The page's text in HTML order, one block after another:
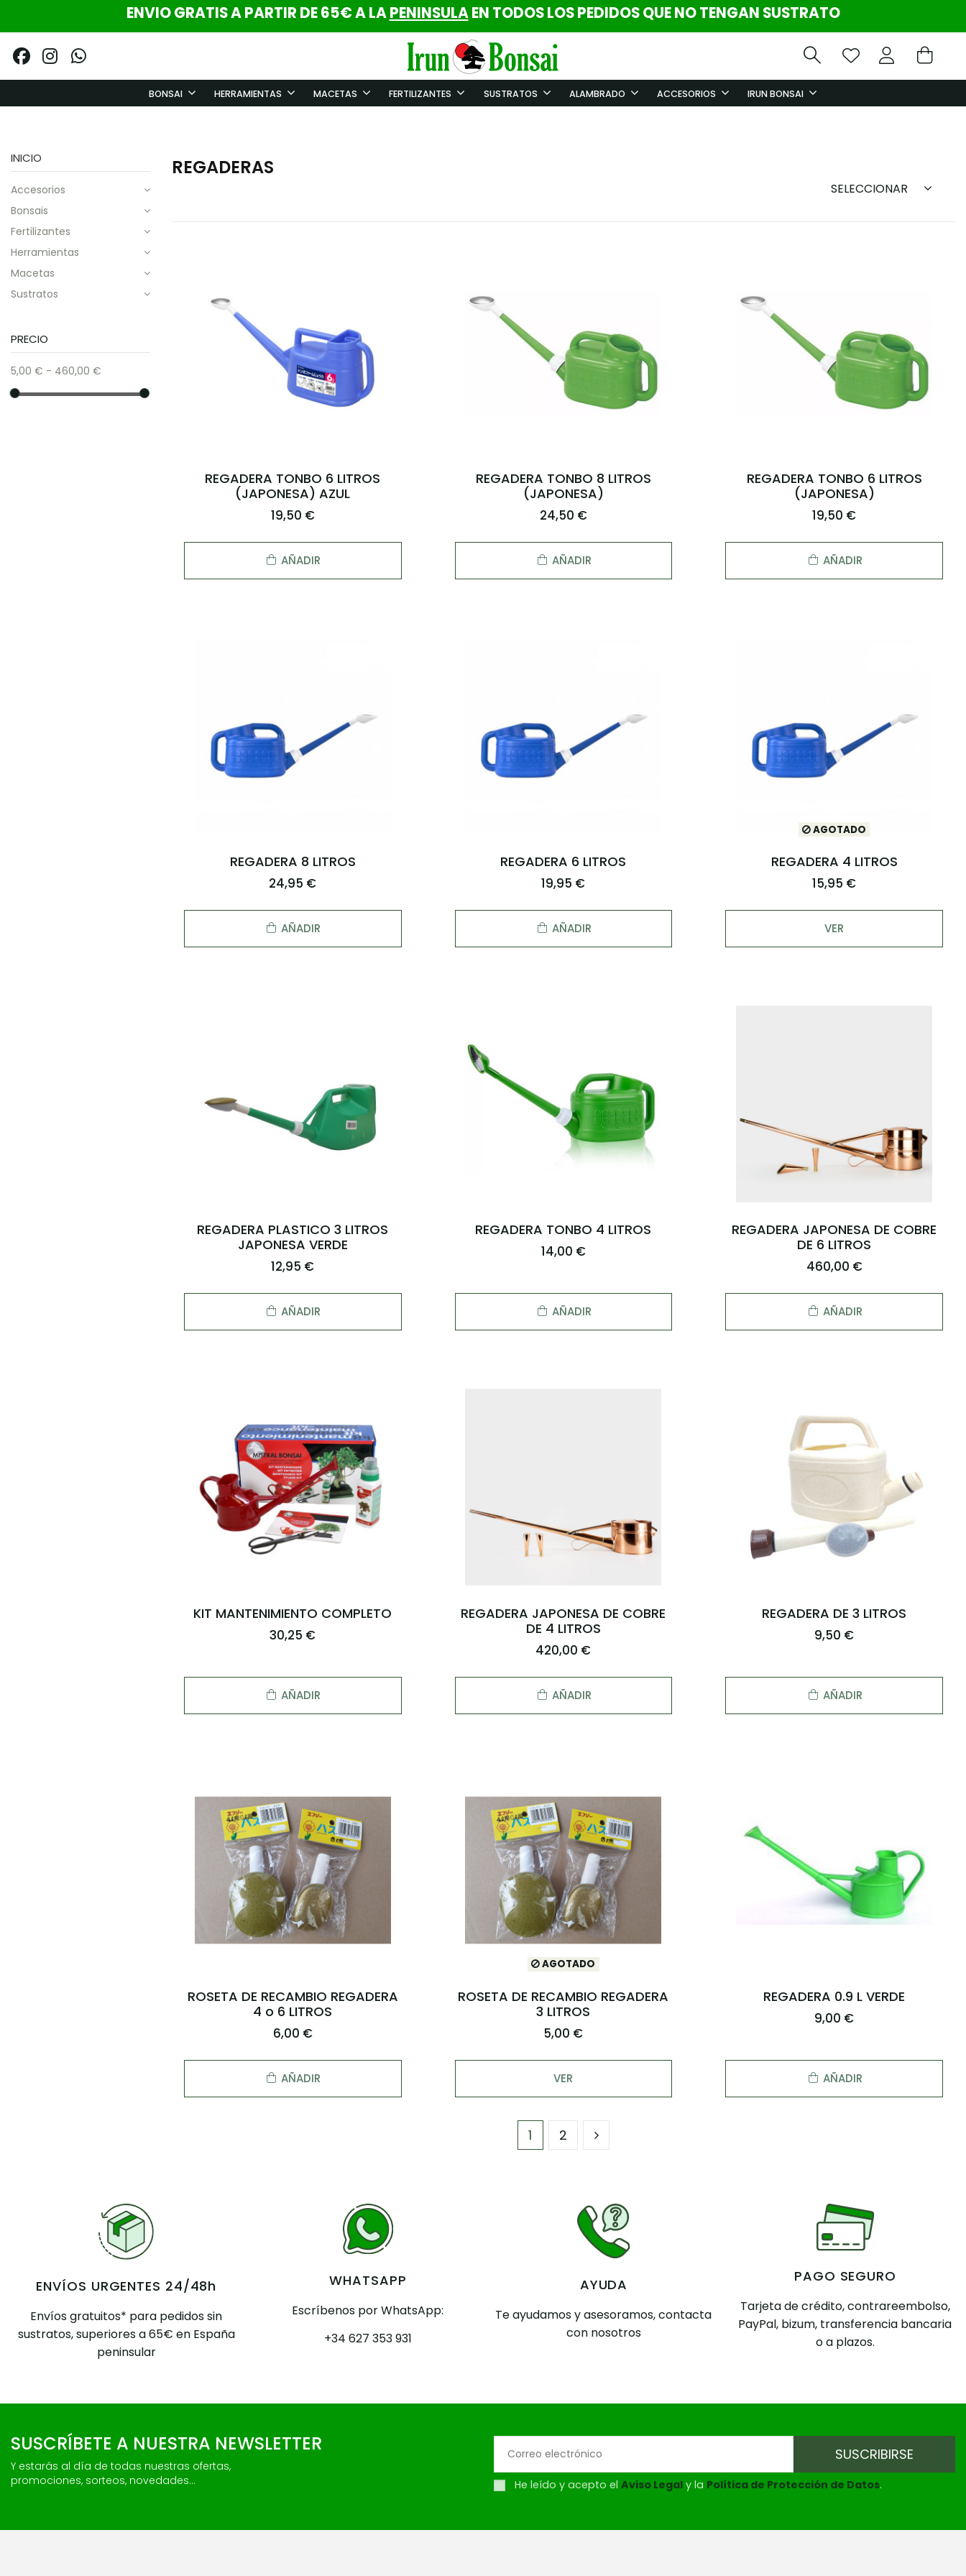
ENVIO GRATIS A PARTIR DE 65€ A LAPENINSULAEN TODOS LOS PEDIDOS QUE NO TENGAN SUSTRATO
BONSAI HERRAMIENTAS MACETAS FERTILIZANTES SUSTRATOS ALAMBRADO ACCESORIOS IRUN BONSAI
REGADERAS
SELECCIONAR
REGADERA TONBO 6 LITROS
(JAPONESA) AZUL
19,50 €
AÑADIR
REGADERA TONBO 8 LITROS
(JAPONESA)
24,50 €
AÑADIR
REGADERA TONBO 6 LITROS
(JAPONESA)
19,50 €
AÑADIR
REGADERA 8 LITROS
24,95 €
AÑADIR
REGADERA 6 LITROS
19,95 €
AÑADIR
AGOTADO
REGADERA 4 LITROS
15,95 €
VER
REGADERA PLASTICO 3 LITROS
JAPONESA VERDE
12,95 €
AÑADIR
REGADERA TONBO 4 LITROS
14,00 €
AÑADIR
REGADERA JAPONESA DE COBRE
DE 6 LITROS
460,00 €
AÑADIR
KIT MANTENIMIENTO COMPLETO
30,25 €
AÑADIR
REGADERA JAPONESA DE COBRE
DE 4 LITROS
420,00 €
AÑADIR
REGADERA DE 3 LITROS
9,50 €
AÑADIR
ROSETA DE RECAMBIO REGADERA
4 o 6 LITROS
6,00 €
AÑADIR
AGOTADO
ROSETA DE RECAMBIO REGADERA
3 LITROS
5,00 €
VER
REGADERA 0.9 L VERDE
9,00 €
AÑADIR
1 2
INICIO
accesorios
bonsais
fertilizantes
herramientas
macetas
sustratos
PRECIO
5,00 € - 460,00 €
ENVÍOS URGENTES 24/48h
Envíos gratuitos* para pedidos sin
sustratos, superiores a 65€ en España
peninsular
WHATSAPP
Escríbenos por WhatsApp:
+34 627 353 931
AYUDA
Te ayudamos y asesoramos, contacta
con nosotros
PAGO SEGURO
Tarjeta de crédito, contrareembolso,
PayPal, bizum, transferencia bancaria
o a plazos.
SUSCRÍBETE A NUESTRA NEWSLETTER
Y estarás al día de todas nuestras ofertas,
promociones, sorteos, novedades...
He leído y acepto el Aviso Legal y la Política de Protección de Datos.